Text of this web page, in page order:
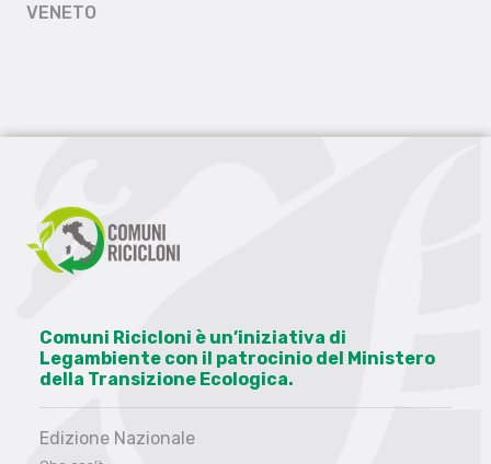
VENETO
Comuni Ricicloni è un’iniziativa di
Legambiente con il patrocinio del Ministero
della Transizione Ecologica.
Edizione Nazionale